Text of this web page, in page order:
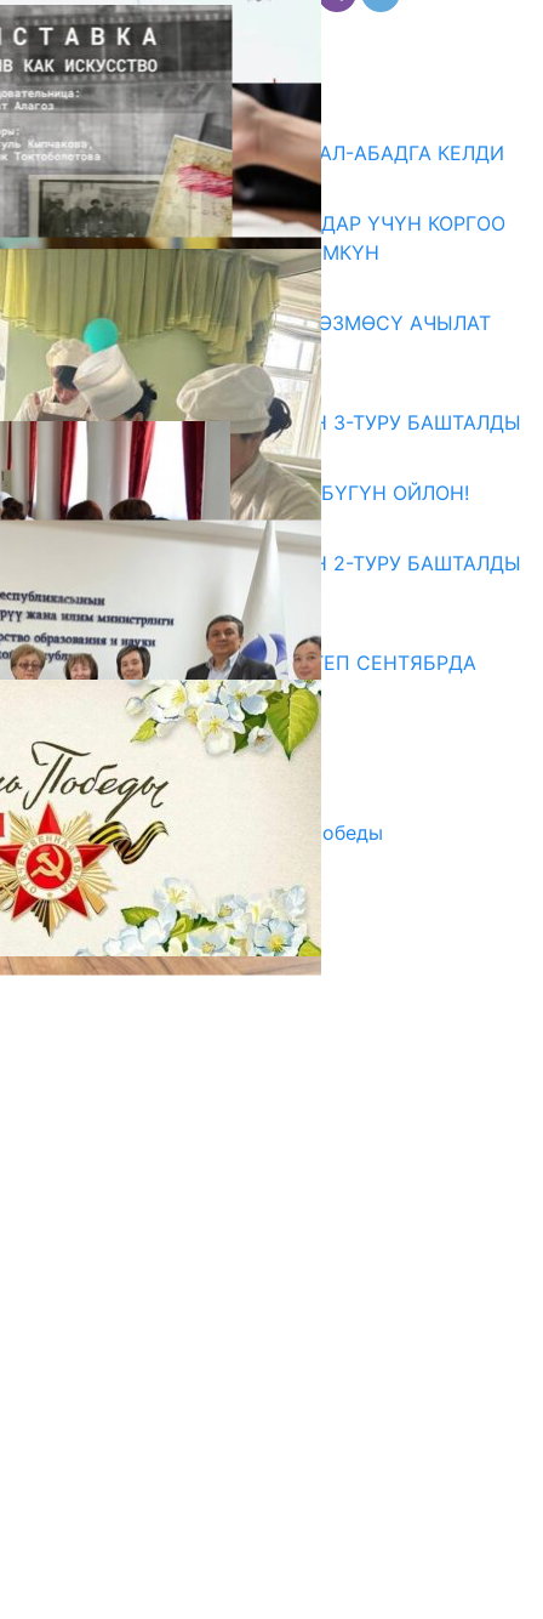
Комментарийлер
Акыркы жаңылыктар
«БИРИМДИК КЕРБЕНИ» ЖАЛАЛ-АБАДГА КЕЛДИ
07.08.2026
КОРРУПЦИЯНЫ КАБАРЛАГАНДАР ҮЧҮН КОРГОО
ЧАРАЛАРЫ КҮЧӨТҮЛҮШҮ МҮМКҮН
«АРХИВ – ИСКУССТВО» КӨРГӨЗМӨСҮ АЧЫЛАТ
07.08.2026
Абитуриент
ЖОЖДОРГО КАБЫЛ АЛУУНУН 3-ТУРУ БАШТАЛДЫ
27.07.2026
ӨЗҮҢДҮН КЕЛЕЧЕГИҢ ҮЧҮН БҮГҮН ОЙЛОН!
20.07.2026
ЖОЖДОРГО КАБЫЛ АЛУУНУН 2-ТУРУ БАШТАЛДЫ
20.07.2026
Медиа
СУЗАКТА 750 ОРУНДУУ МЕКТЕП СЕНТЯБРДА
ПАЙДАЛАНУУГА БЕРИЛЕТ
07.08.2025
Улуу Жеңиштин жандуу сөзү
29.04.2025
Награды в преддверии Дня Победы
29.04.2025